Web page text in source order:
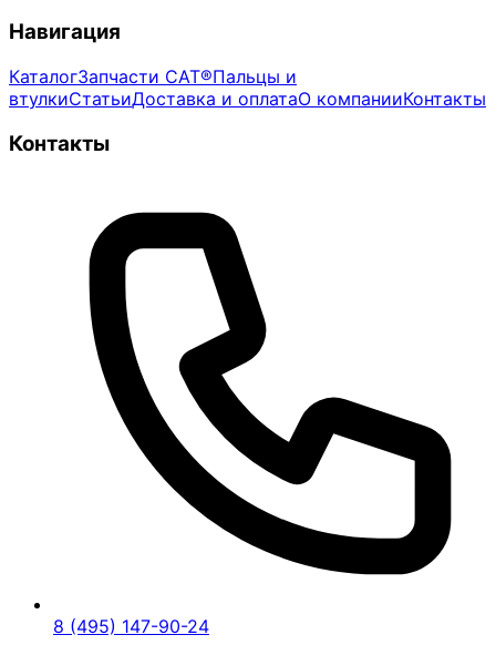
Навигация
КаталогЗапчасти CAT®Пальцы и
втулкиСтатьиДоставка и оплатаО компанииКонтакты
Контакты
8 (495) 147-90-24